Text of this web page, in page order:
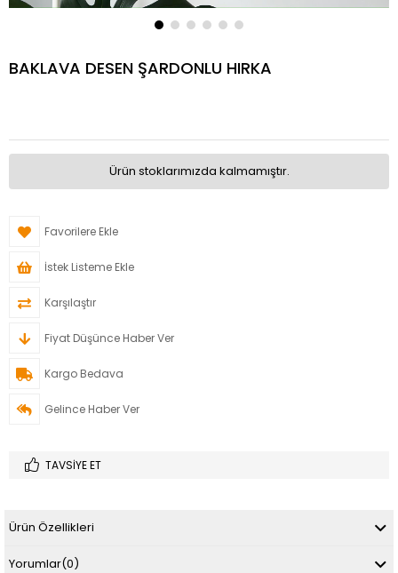
BAKLAVA DESEN ŞARDONLU HIRKA
Ürün stoklarımızda kalmamıştır.
Favorilere Ekle
İstek Listeme Ekle
Karşılaştır
Fiyat Düşünce Haber Ver
Kargo Bedava
Gelince Haber Ver
TAVSIYE ET
Ürün Özellikleri
Yorumlar(0)